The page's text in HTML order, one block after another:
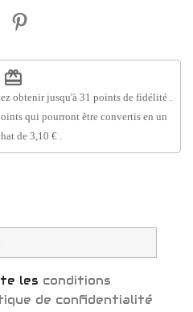
redeem
obtenir jusqu'à 31 points de fidélité.
qui pourront être convertis en un
de 3,10 €.
les conditions
de confidentialité